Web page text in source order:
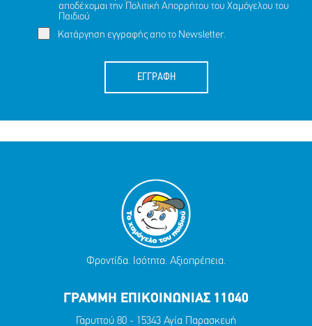
αποδέχομαι την Πολιτική Απορρήτου του Χαμόγελου του
Παιδιού
Κατάργηση εγγραφής απο το Newsletter.
ΕΓΓΡΑΦΗ
Φροντίδα. Ισότητα. Αξιοπρέπεια.
ΓΡΑΜΜΗ ΕΠΙΚΟΙΝΩΝΙΑΣ 11040
Γαρυττού 80 - 15343 Αγία Παρασκευή